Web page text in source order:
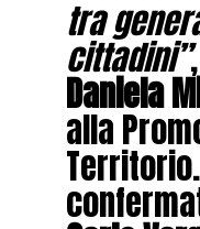
tra
cittadini”
Daniela
alla